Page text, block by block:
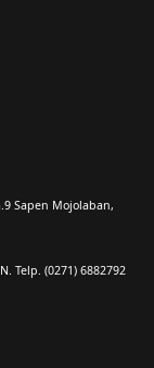
Sapen Mojolaban,
Telp. (0271) 6882792